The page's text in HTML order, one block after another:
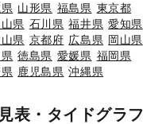
山形県 福島県 東京都
県 石川県 福井県 愛知県
県 京都府 広島県 岡山県
徳島県 愛媛県 福岡県
鹿児島県 沖縄県
表・タイドグラフ